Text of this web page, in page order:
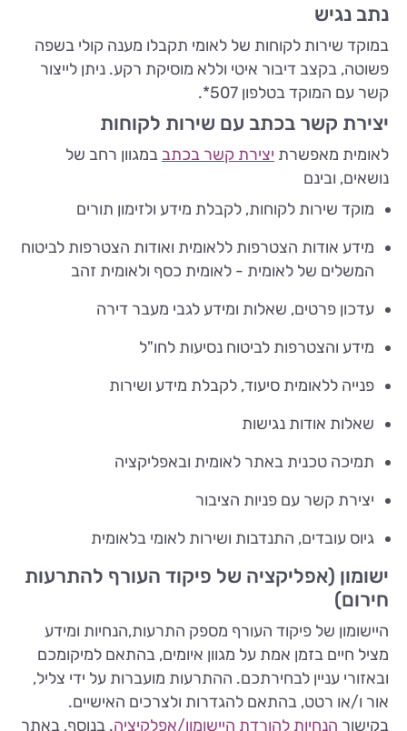
נתב נגיש
במוקד שירות לקוחות של לאומי תקבלו מענה קולי בשפה
פשוטה, בקצב דיבור איטי וללא מוסיקת רקע. ניתן לייצור
קשר עם המוקד בטלפון 507*.
יצירת קשר בכתב עם שירות לקוחות
לאומית מאפשרת יצירת קשר בכתב במגוון רחב של
נושאים, ובינם
מוקד שירות לקוחות, לקבלת מידע ולזימון תורים
מידע אודות הצטרפות ללאומית ואודות הצטרפות לביטוח
המשלים של לאומית - לאומית כסף ולאומית זהב
עדכון פרטים, שאלות ומידע לגבי מעבר דירה
מידע והצטרפות לביטוח נסיעות לחו"ל
פנייה ללאומית סיעוד, לקבלת מידע ושירות
שאלות אודות נגישות
תמיכה טכנית באתר לאומית ובאפליקציה
יצירת קשר עם פניות הציבור
גיוס עובדים, התנדבות ושירות לאומי בלאומית
ישומון (אפליקציה של פיקוד העורף להתרעות
חירום)
היישומון של פיקוד העורף מספק התרעות,הנחיות ומידע
מציל חיים בזמן אמת על מגוון איומים, בהתאם למיקומכם
ובאזורי עניין לבחירתכם. ההתרעות מועברות על ידי צליל,
אור ו/או רטט, בהתאם להגדרות ולצרכים האישיים.
בקישור הנחיות להורדת היישומון/אפלקיציה. בנוסף, באתר